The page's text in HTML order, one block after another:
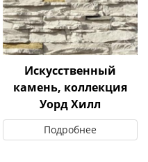
Искусственный
камень, коллекция
Уорд Хилл
Подробнее